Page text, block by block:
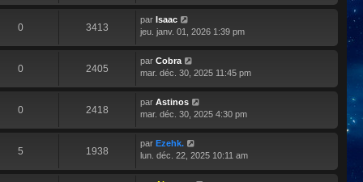
0 3413
par Isaac
jeu. janv. 01, 2026 1:39 pm
0 2405
par Cobra
mar. déc. 30, 2025 11:45 pm
0 2418
par Astinos
mar. déc. 30, 2025 4:30 pm
5 1938
par Ezehk.
lun. déc. 22, 2025 10:11 am